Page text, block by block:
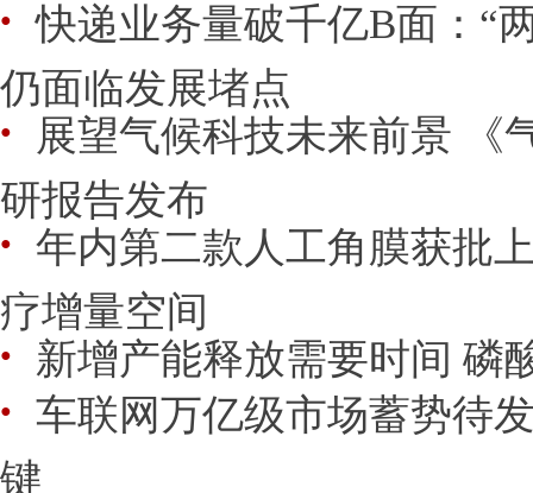
● 快递业务量破千亿B面：“
仍面临发展堵点
● 展望气候科技未来前景 《
研报告发布
● 年内第二款人工角膜获批
疗增量空间
● 新增产能释放需要时间 磷
● 车联网万亿级市场蓄势待
键